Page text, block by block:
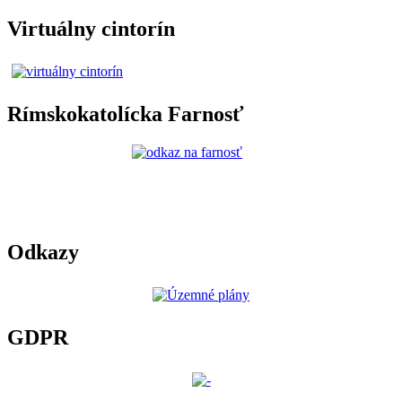
Virtuálny cintorín
Rímskokatolícka Farnosť
Odkazy
GDPR